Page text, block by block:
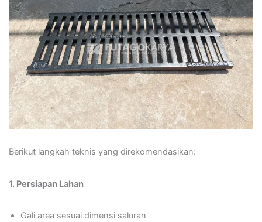
Berikut langkah teknis yang direkomendasikan:
1. Persiapan Lahan
Gali area sesuai dimensi saluran